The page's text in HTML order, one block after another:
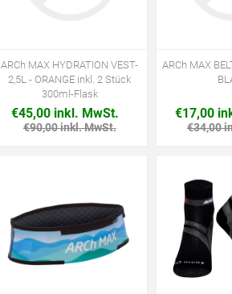
ARCh MAX HYDRATION VEST-
2,5L - ORANGE inkl. 2 Stück
300ml-Flask
€45,00 inkl. MwSt.
€90,00 inkl. MwSt.
ARCh MAX
€17,00
€34,00